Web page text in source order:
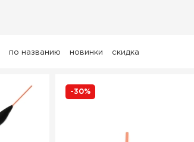
по названию новинки скидка
-30%